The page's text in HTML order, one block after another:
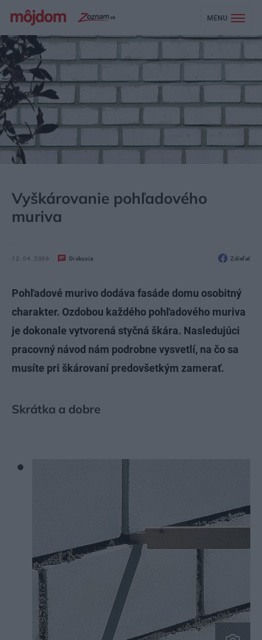
MENU
Vyškárovanie pohľadového
muriva
12. 04. 2006 Diskusia Zdieľať
Pohľadové murivo dodáva fasáde domu osobitný
charakter. Ozdobou každého pohľadového muriva
je dokonale vytvorená styčná škára. Nasledujúci
pracovný návod nám podrobne vysvetlí, na čo sa
musíte pri škárovaní predovšetkým zamerať.
Skrátka a dobre